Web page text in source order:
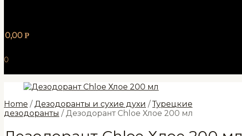
0,00 Р
0
Home /Дезодоранты и сухие духи /Турецкие
дезодоранты / Дезодорант Chloe Хлое 200 мл